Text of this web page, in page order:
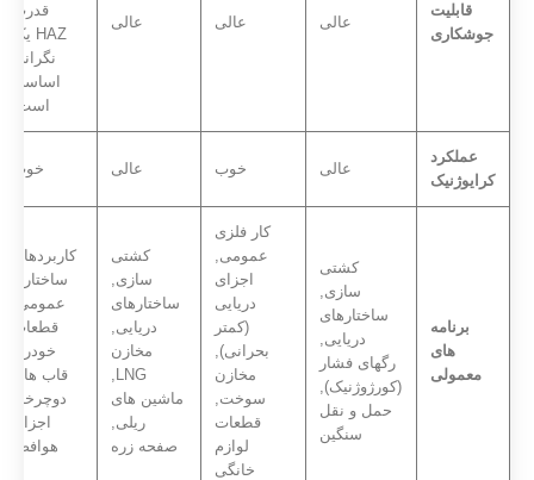
قابلیت
جوشکاری
عالی عالی عالی
قدرت
HAZ یک
نگرانی
اساسی
است)
عملکرد
کرایوژنیک
عالی خوب عالی خوب
برنامه
های
معمولی
کشتی
سازی,
ساختارهای
دریایی,
رگهای فشار
(کورژوژنیک),
حمل و نقل
سنگین
کار فلزی
عمومی,
اجزای
دریایی
(کمتر
بحرانی),
مخازن
سوخت,
قطعات
لوازم
خانگی
کشتی
سازی,
ساختارهای
دریایی,
مخازن
LNG,
ماشین های
ریلی,
صفحه زره
کاربردهای
ساختاری
عمومی,
قطعات
خودرو,
قاب های
دوچرخه,
اجزای
هوافضا